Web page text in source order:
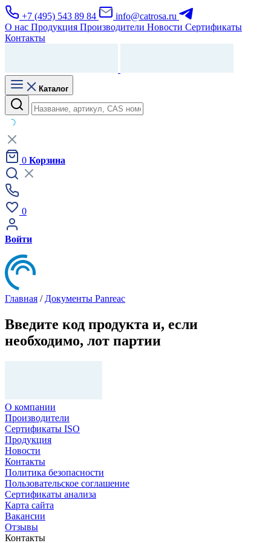
+7 (495) 543 89 84
info@catrosa.ru
О нас Продукция Производители Новости Сертификаты
Контакты
Каталог
0 Корзина
0
Войти
Главная / Документы Panreac
Введите код продукта и, если
необходимо, лот партии
О компании
Производители
Сертификаты ISO
Продукция
Новости
Контакты
Политика безопасности
Пользовательское соглашение
Сертификаты анализа
Карта сайта
Вакансии
Отзывы
Контакты